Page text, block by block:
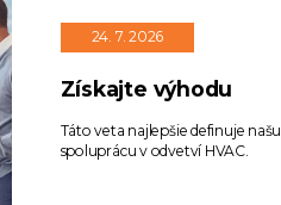
24. 7. 2026
Získajte výhodu
Táto veta najlepšie definuje našu
spoluprácu v odvetví HVAC.